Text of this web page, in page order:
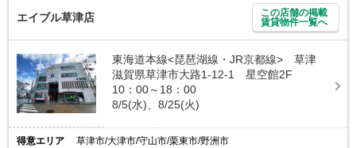
エイブル草津店
この店舗の掲載
賃貸物件一覧へ
東海道本線<琵琶湖線・JR京都線> 草津
滋賀県草津市大路1-12-1 星空館2F
10：00～18：00
8/5(水)、8/25(火)
得意エリア 草津市/大津市/守山市/栗東市/野洲市